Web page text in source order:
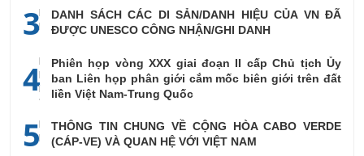
3
DANH SÁCH CÁC DI SẢN/DANH HIỆU CỦA VN ĐÃ
ĐƯỢC UNESCO CÔNG NHẬN/GHI DANH
4
Phiên họp vòng XXX giai đoạn II cấp Chủ tịch Ủy
ban Liên họp phân giới cắm mốc biên giới trên đất
liền Việt Nam-Trung Quốc
5
THÔNG TIN CHUNG VỀ CỘNG HÒA CABO VERDE
(CÁP-VE) VÀ QUAN HỆ VỚI VIỆT NAM